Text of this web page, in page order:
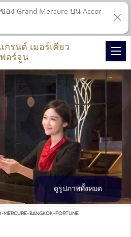
ดูรูปภาพทั้งหมด
MERCURE-BANGKOK-FORTUNE
กรนด์ เมอร์เคียว
อร์จูน
ง Grand Mercure บน Accor